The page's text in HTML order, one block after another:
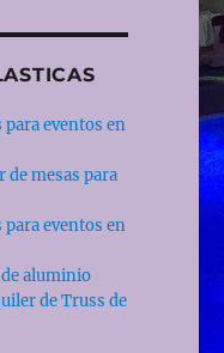
para eventos en
de mesas para
para eventos en
aluminio
de Truss de